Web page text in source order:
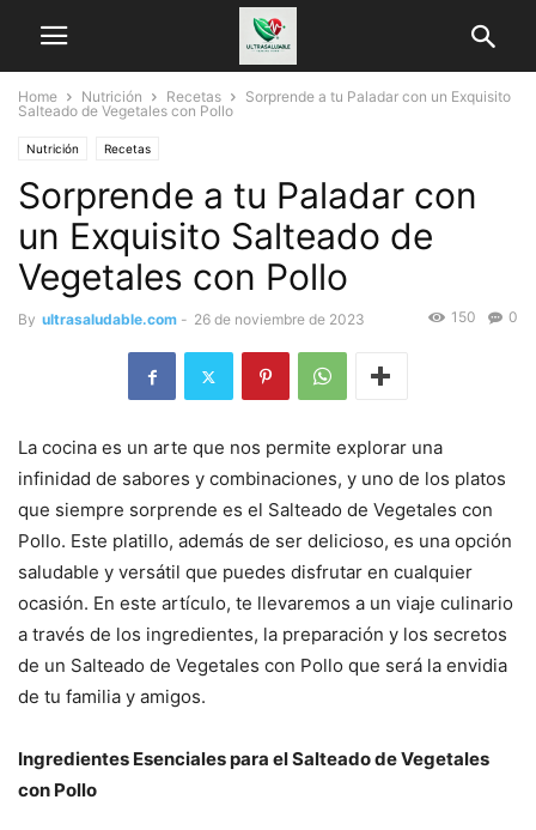
Home Nutrición Recetas
Sorprende a tu Paladar con un Exquisito
Salteado de Vegetales con Pollo
Nutrición Recetas
Sorprende a tu Paladar con
un Exquisito Salteado de
Vegetales con Pollo
By ultrasaludable.com - 26 de noviembre de 2023 0
150
La cocina es un arte que nos permite explorar una
infinidad de sabores y combinaciones, y uno de los platos
que siempre sorprende es el Salteado de Vegetales con
Pollo. Este platillo, además de ser delicioso, es una opción
saludable y versátil que puedes disfrutar en cualquier
ocasión. En este artículo, te llevaremos a un viaje culinario
a través de los ingredientes, la preparación y los secretos
de un Salteado de Vegetales con Pollo que será la envidia
de tu familia y amigos.
Ingredientes Esenciales para el Salteado de Vegetales
con Pollo